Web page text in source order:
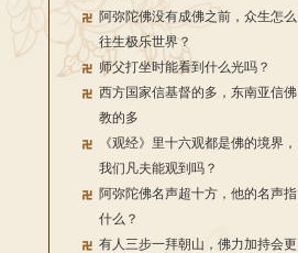
阿弥陀佛没有成佛之前，众生怎么
往生极乐世界？
师父打坐时能看到什么光吗？
西方国家信基督的多，东南亚信佛
教的多
《观经》里十六观都是佛的境界，
我们凡夫能观到吗？
阿弥陀佛名声超十方，他的名声指
什么？
有人三步一拜朝山，佛力加持会更